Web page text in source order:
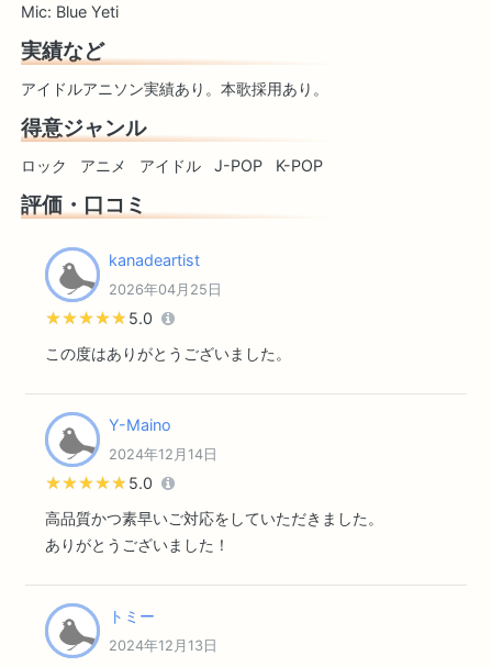
Mic: Blue Yeti
実績など
アイドルアニソン実績あり。本歌採用あり。
得意ジャンル
ロック アニメ アイドル J-POP K-POP
評価・口コミ
kanadeartist
2026年04月25日
★★★★★
★★★★★ 5.0
この度はありがとうございました。
Y-Maino
2024年12月14日
★★★★★
★★★★★ 5.0
高品質かつ素早いご対応をしていただきました。
ありがとうございました！
トミー
2024年12月13日